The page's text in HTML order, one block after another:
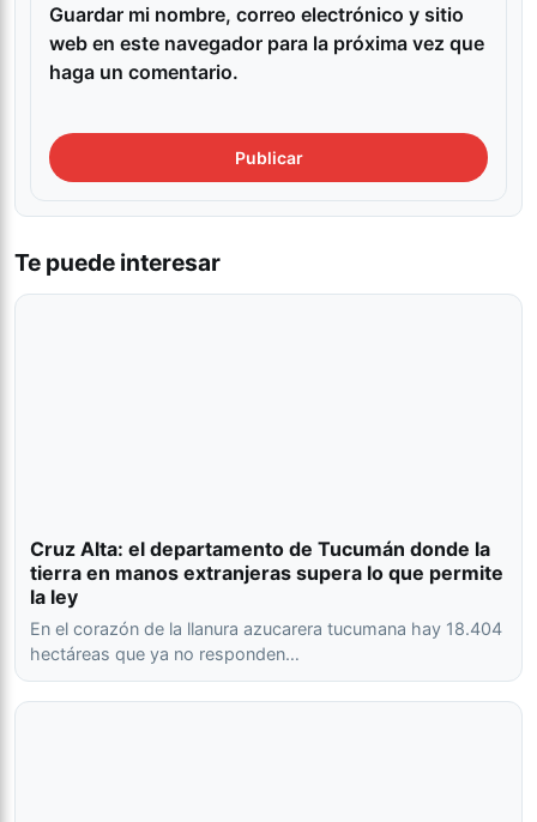
Guardar mi nombre, correo electrónico y sitio
web en este navegador para la próxima vez que
haga un comentario.
Te puede interesar
Cruz Alta: el departamento de Tucumán donde la
tierra en manos extranjeras supera lo que permite
la ley
En el corazón de la llanura azucarera tucumana hay 18.404
hectáreas que ya no responden…